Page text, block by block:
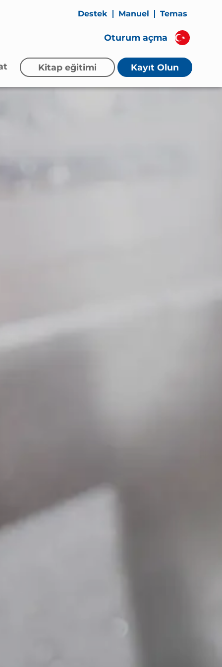
Destek Manuel Temas
Oturum açma
Kayıt Olun
Kitap eğitimi